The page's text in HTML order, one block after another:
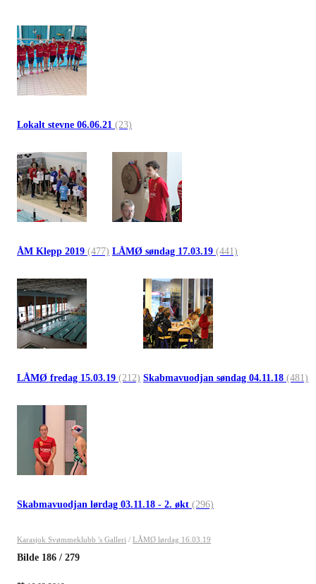
Lokalt stevne 06.06.21 (23)
ÅM Klepp 2019 (477) LÅMØ søndag 17.03.19 (441)
LÅMØ fredag 15.03.19 (212) Skabmavuodjan søndag 04.11.18 (481)
Skabmavuodjan lørdag 03.11.18 - 2. økt (296)
Karasjok Svømmeklubb 's Galleri / LÅMØ lørdag 16.03.19
Bilde 186 / 279